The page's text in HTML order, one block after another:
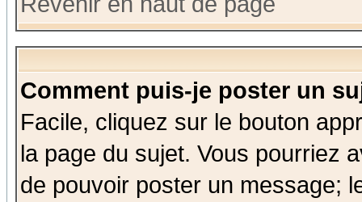
Comment puis-je poster un
Facile, cliquez sur le bouton
la page du sujet. Vous pourriez
de pouvoir poster un message;